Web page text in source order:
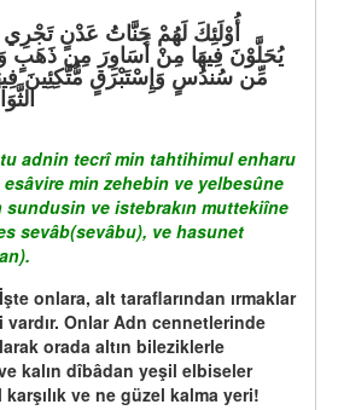
يُحَلَّوْنَ فِيهَا مِنْ أَسَاوِرَ مِن ذَهَبٍ
مِّن سُندُسٍ وَإِسْتَبْرَقٍ مُّتَّكِئِينَ
adnin tecrî min tahtihimul enharu
min zehebin ve yelbesûne
ve istebrakın muttekiîne
sevâb(sevâbu), ve hasunet
onlara, alt taraflarından ırmaklar
Onlar Adn cennetlerinde
orada altın bileziklerle
kalın dîbâdan yeşil elbiseler
ve ne güzel kalma yeri!